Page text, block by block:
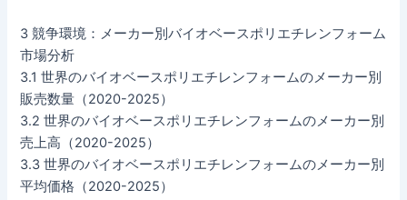
3 競争環境：メーカー別バイオベースポリエチレンフォーム
市場分析
3.1 世界のバイオベースポリエチレンフォームのメーカー別
販売数量（2020-2025）
3.2 世界のバイオベースポリエチレンフォームのメーカー別
売上高（2020-2025）
3.3 世界のバイオベースポリエチレンフォームのメーカー別
平均価格（2020-2025）